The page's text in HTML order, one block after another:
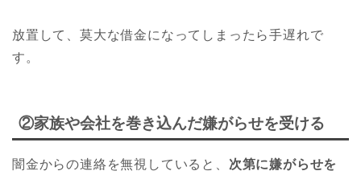
放置して、莫大な借金になってしまったら手遅れで
す。
②家族や会社を巻き込んだ嫌がらせを受ける
闇金からの連絡を無視していると、 次第に嫌がらせを